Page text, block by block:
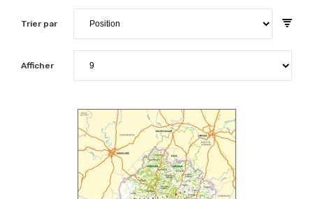
Trier par
Afficher